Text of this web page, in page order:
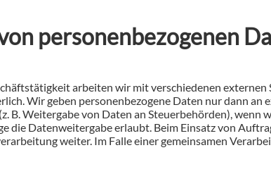
personenbezogenen
arbeiten wir mit verschiedenen
Wir geben personenbezogene Daten nur dann
B. Weitergabe von Daten an Steuerbehörden), wenn
die Datenweitergabe erlaubt. Beim Einsatz von
weiter. Im Falle einer gemeinsamen